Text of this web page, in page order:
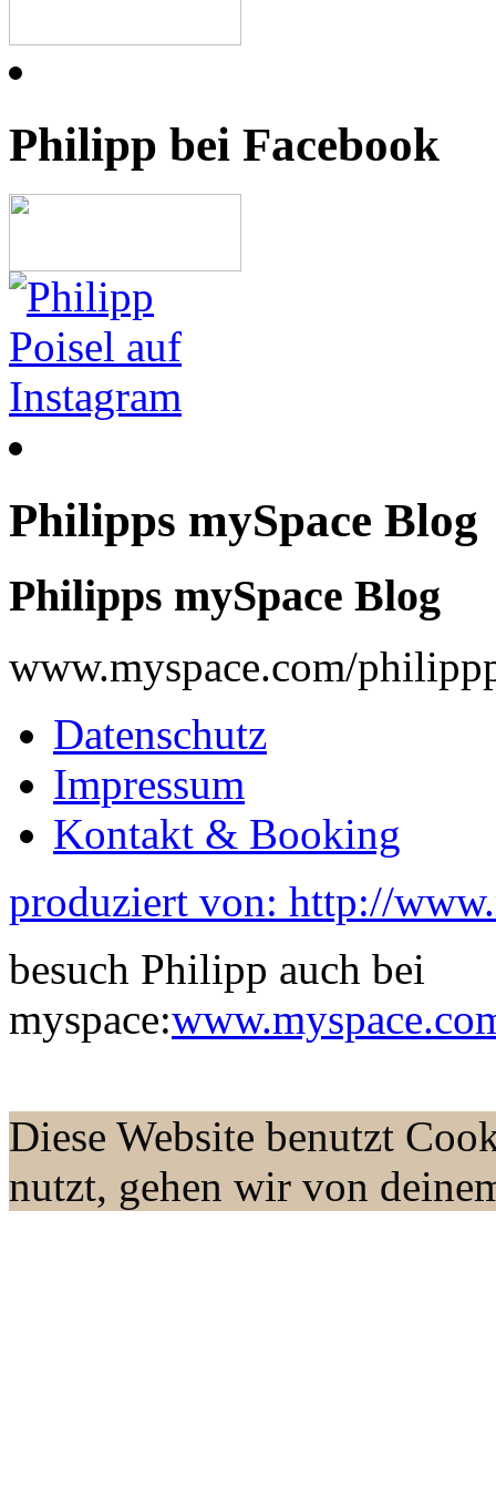
Philipp bei Facebook
Philipps mySpace Blog
Philipps mySpace Blog
www.myspace.com/
Datenschutz
Impressum
Kontakt & Booking
produziert von: http://
besuch Philipp auch bei
myspace:
Diese Website benutzt
nutzt, gehen wir von